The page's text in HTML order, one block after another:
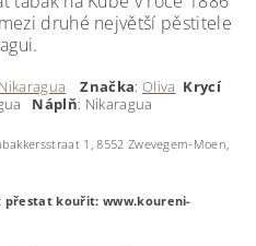
druhé největší pěstitele
Nikaragua Značka:Oliva Krycí
Náplň: Nikaragua
1, 8552 Zwevegem-Moen,
přestat kouřit: www.koureni-